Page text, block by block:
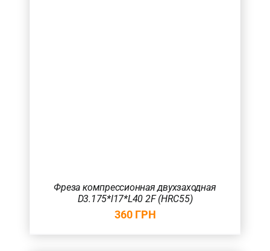
Фреза компрессионная двухзаходная
D3.175*l17*L40 2F (HRC55)
360 ГРН